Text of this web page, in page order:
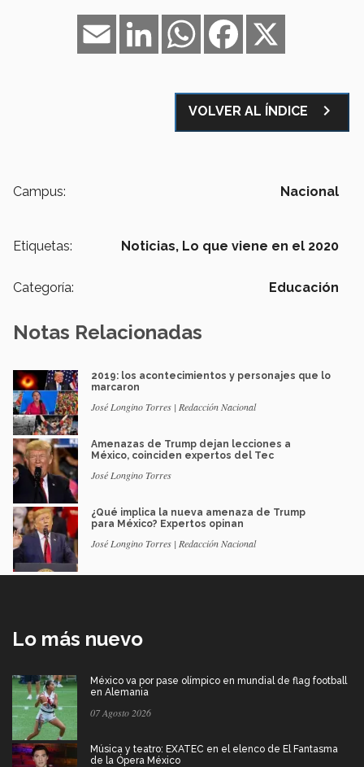
Facebook
WhatsApp
LinkedIn
Email
VOLVER AL ÍNDICE navigate_next
Campus: Nacional
Etiquetas: Noticias, Lo que viene en el 2020
Categoría: Educación
Notas Relacionadas
2019: los acontecimientos y personajes que lo
marcaron
José Longino Torres | Redacción Nacional
Amenazas de Trump dejan lecciones a
México, coinciden expertos del Tec
José Longino Torres
¿Qué implica la nueva amenaza de Trump
para México? Expertos opinan
José Longino Torres | Redacción Nacional
Lo más nuevo
México va por pase olímpico en mundial de flag football
en Alemania
07 Agosto 2026
Música y teatro: EXATEC en el elenco de El Fantasma
de la Ópera México